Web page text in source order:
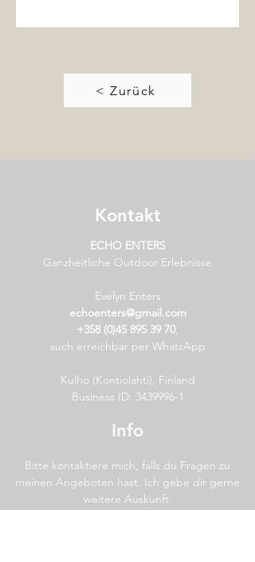
< Zurück
Kontakt
ECHO ENTERS
Ganzheitliche Outdoor Erlebnisse
Evelyn Enters
echoenters@gmail.com
+358 (0)45 895 39 70,
auch erreichbar per WhatsApp
Kulho (Kontiolahti), Finland
Business ID: 3439996-1
Info
Bitte kontaktiere mich, falls du Fragen zu
meinen Angeboten hast. Ich gebe dir gerne
weitere Auskunft.